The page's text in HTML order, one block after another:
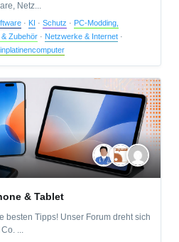
Netz...
· KI · Schutz · PC-Modding,
& Zubehör · Netzwerke & Internet ·
& Tablet
besten Tipps! Unser Forum dreht sich
...